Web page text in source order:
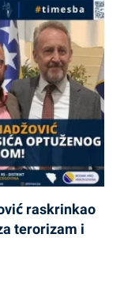
raskrinkao
terorizam i